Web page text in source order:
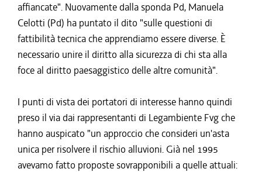
affiancate". Nuovamente dalla sponda Pd, Manuela
Celotti (Pd) ha puntato il dito "sulle questioni di
fattibilità tecnica che apprendiamo essere diverse. È
necessario unire il diritto alla sicurezza di chi sta alla
foce al diritto paesaggistico delle altre comunità".
I punti di vista dei portatori di interesse hanno quindi
preso il via dai rappresentanti di Legambiente Fvg che
hanno auspicato "un approccio che consideri un'asta
unica per risolvere il rischio alluvioni. Già nel 1995
avevamo fatto proposte sovrapponibili a quelle attuali: